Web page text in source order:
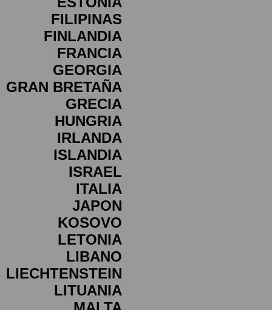
FILIPINAS
FINLANDIA
FRANCIA
GEORGIA
GRAN BRETAÑA
GRECIA
HUNGRIA
IRLANDA
ISLANDIA
ISRAEL
ITALIA
JAPON
KOSOVO
LETONIA
LIBANO
LIECHTENSTEIN
LITUANIA